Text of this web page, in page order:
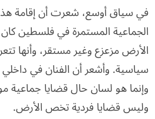
في سياق أوسع، شعرت أن إقامة
الجماعية المستمرة في فلسطين
الأرض مزعزع وغير مستقر، وأنها
سياسية. وأشعر أن الفنان في
وإنما هو لسان حال قضايا جماعية
وليس قضايا فردية تخص الأرض.